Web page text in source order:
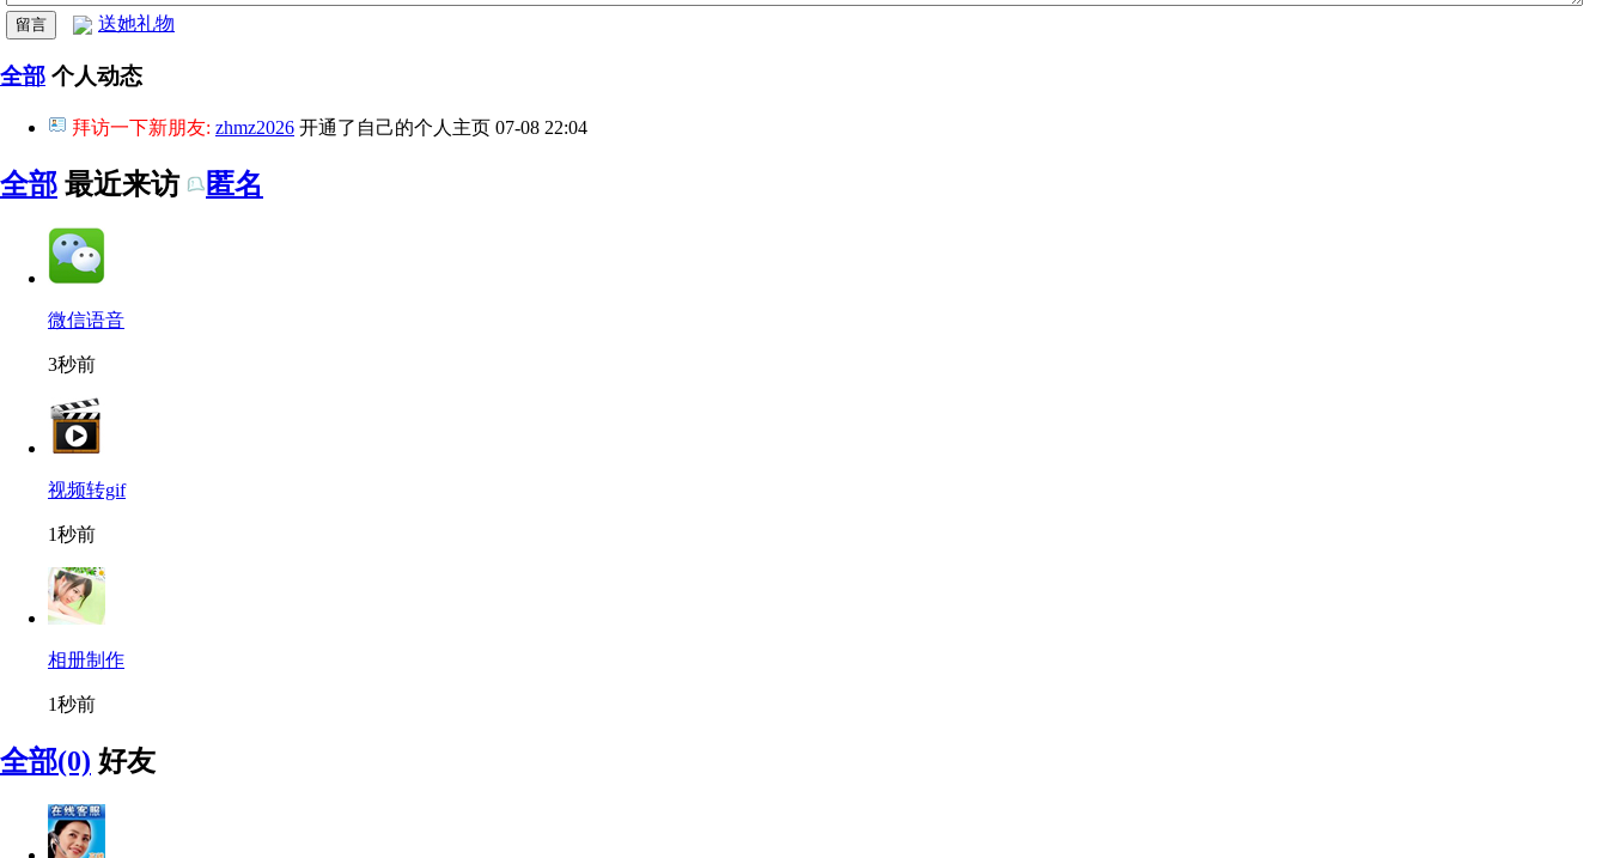
送她礼物
全部 个人动态
拜访一下新朋友: zhmz2026 开通了自己的个人主页 07-08 22:04
全部 最近来访 匿名
微信语音
3秒前
视频转gif
1秒前
相册制作
1秒前
全部(0) 好友